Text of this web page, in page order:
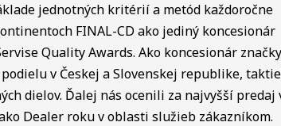
jednotných kritérií a metód každoročne
FINAL-CD ako jediný koncesionár
Quality Awards. Ako koncesionár značky
v Českej a Slovenskej republike,
dielov. Ďalej nás ocenili za najvyšší predaj
Dealer roku v oblasti služieb zákazníkom.